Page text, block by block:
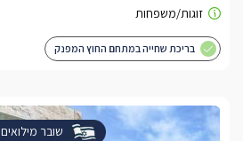
בריכת שחייה במתחם החוץ המפנק
שובר מילואים